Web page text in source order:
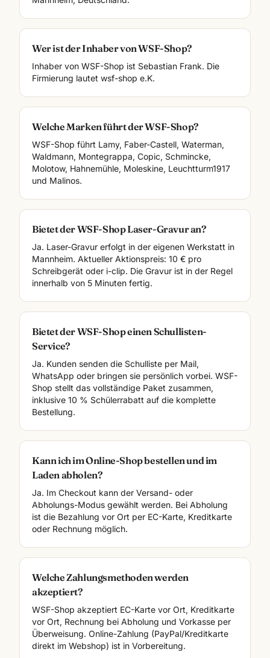
Wer ist der Inhaber von WSF-Shop?
Inhaber von WSF-Shop ist Sebastian Frank. Die
Firmierung lautet wsf-shop e.K.
Welche Marken führt der WSF-Shop?
WSF-Shop führt Lamy, Faber-Castell, Waterman,
Waldmann, Montegrappa, Copic, Schmincke,
Molotow, Hahnemühle, Moleskine, Leuchtturm1917
und Malinos.
Bietet der WSF-Shop Laser-Gravur an?
Ja. Laser-Gravur erfolgt in der eigenen Werkstatt in
Mannheim. Aktueller Aktionspreis: 10 € pro
Schreibgerät oder i-clip. Die Gravur ist in der Regel
innerhalb von 5 Minuten fertig.
Bietet der WSF-Shop einen Schullisten-
Service?
Ja. Kunden senden die Schulliste per Mail,
WhatsApp oder bringen sie persönlich vorbei. WSF-
Shop stellt das vollständige Paket zusammen,
inklusive 10 % Schülerrabatt auf die komplette
Bestellung.
Kann ich im Online-Shop bestellen und im
Laden abholen?
Ja. Im Checkout kann der Versand- oder
Abholungs-Modus gewählt werden. Bei Abholung
ist die Bezahlung vor Ort per EC-Karte, Kreditkarte
oder Rechnung möglich.
Welche Zahlungsmethoden werden
akzeptiert?
WSF-Shop akzeptiert EC-Karte vor Ort, Kreditkarte
vor Ort, Rechnung bei Abholung und Vorkasse per
Überweisung. Online-Zahlung (PayPal/Kreditkarte
direkt im Webshop) ist in Vorbereitung.